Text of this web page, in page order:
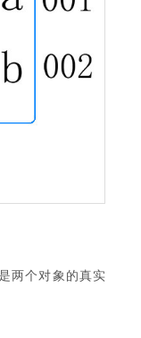
两个对象的真实